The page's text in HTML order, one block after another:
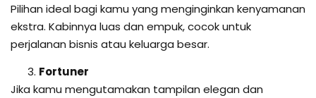
Pilihan ideal bagi kamu yang menginginkan kenyamanan
ekstra. Kabinnya luas dan empuk, cocok untuk
perjalanan bisnis atau keluarga besar.
Fortuner
Jika kamu mengutamakan tampilan elegan dan